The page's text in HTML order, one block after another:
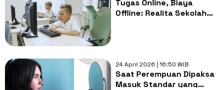
Tugas Online, Biaya
Offline: Realita Sekolah
24 April 2026 | 16:50 WIB
Saat Perempuan Dipaksa
Masuk Standar yang